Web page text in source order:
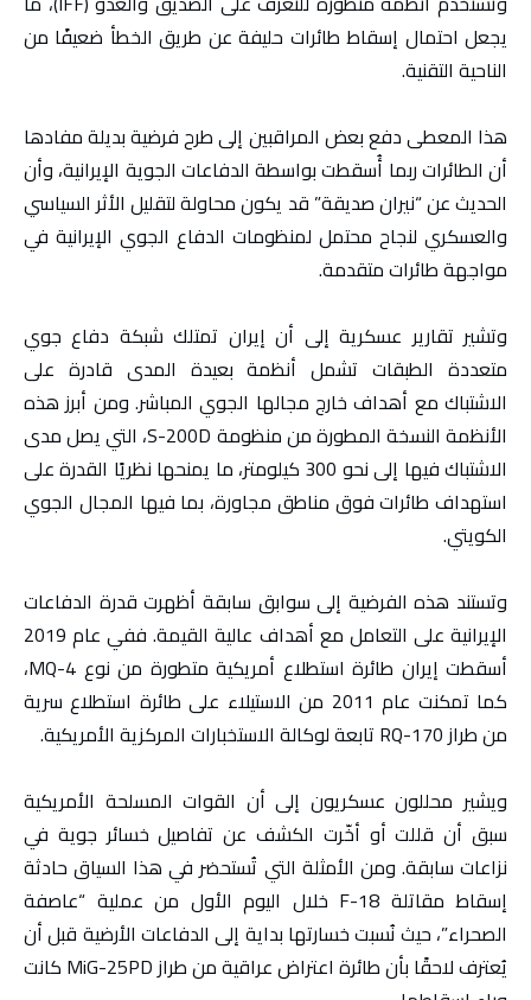
يجعل احتمال إسقاط طائرات حليفة عن طريق الخطأ ضعيفًا من
الناحية التقنية.
هذا المعطى دفع بعض المراقبين إلى طرح فرضية بديلة مفادها
أن الطائرات ربما أُسقطت بواسطة الدفاعات الجوية الإيرانية، وأن
الحديث عن “نيران صديقة” قد يكون محاولة لتقليل الأثر السياسي
والعسكري لنجاح محتمل لمنظومات الدفاع الجوي الإيرانية في
مواجهة طائرات متقدمة.
وتشير تقارير عسكرية إلى أن إيران تمتلك شبكة دفاع جوي
متعددة الطبقات تشمل أنظمة بعيدة المدى قادرة على
الاشتباك مع أهداف خارج مجالها الجوي المباشر. ومن أبرز هذه
الأنظمة النسخة المطورة من منظومة S-200D، التي يصل مدى
الاشتباك فيها إلى نحو 300 كيلومتر، ما يمنحها نظريًا القدرة على
استهداف طائرات فوق مناطق مجاورة، بما فيها المجال الجوي
الكويتي.
وتستند هذه الفرضية إلى سوابق سابقة أظهرت قدرة الدفاعات
الإيرانية على التعامل مع أهداف عالية القيمة. ففي عام 2019
أسقطت إيران طائرة استطلاع أمريكية متطورة من نوع MQ-4،
كما تمكنت عام 2011 من الاستيلاء على طائرة استطلاع سرية
من طراز RQ-170 تابعة لوكالة الاستخبارات المركزية الأمريكية.
ويشير محللون عسكريون إلى أن القوات المسلحة الأمريكية
سبق أن قللت أو أخّرت الكشف عن تفاصيل خسائر جوية في
نزاعات سابقة. ومن الأمثلة التي تُستحضر في هذا السياق حادثة
إسقاط مقاتلة F-18 خلال اليوم الأول من عملية “عاصفة
الصحراء”، حيث نُسبت خسارتها بداية إلى الدفاعات الأرضية قبل أن
يُعترف لاحقًا بأن طائرة اعتراض عراقية من طراز MiG-25PD كانت